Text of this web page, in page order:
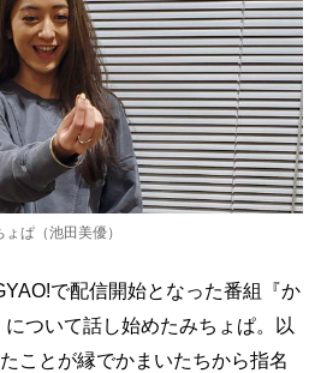
ぱ（池田美優）
で配信開始となった番組『か
ついて話し始めたみちょぱ。以
ことが縁でかまいたちから指名